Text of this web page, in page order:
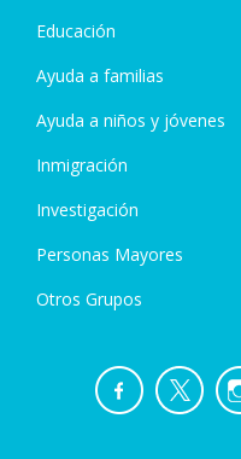
Educación
Ayuda a familias
Ayuda a niños y jóvenes
Inmigración
Investigación
Personas Mayores
Otros Grupos